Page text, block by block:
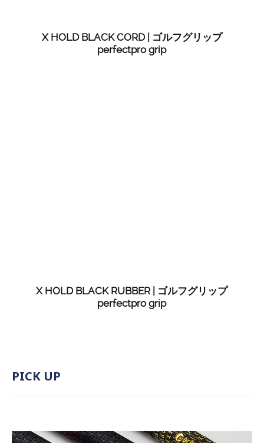
X HOLD BLACK CORD | ゴルフグリップ
perfectpro grip
X HOLD BLACK RUBBER | ゴルフグリップ
perfectpro grip
PICK UP